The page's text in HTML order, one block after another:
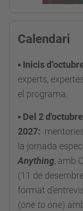
Calendari
▪ Inicis
experts,
el programa.
▪ Del 2
2027:
la jornada
Anything, amb
(11 de
format
(one to one)